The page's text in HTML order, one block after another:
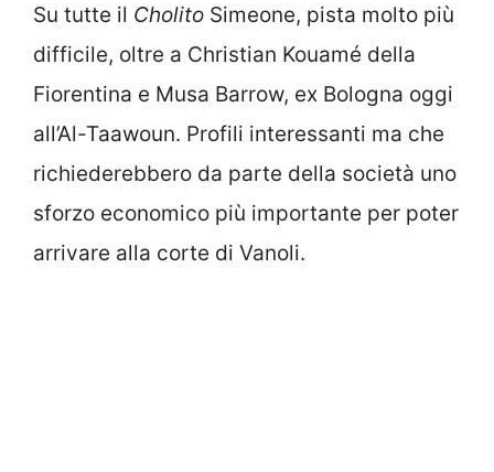
Su tutte il Cholito Simeone, pista molto più
difficile, oltre a Christian Kouamé della
Fiorentina e Musa Barrow, ex Bologna oggi
all’Al-Taawoun. Profili interessanti ma che
richiederebbero da parte della società uno
sforzo economico più importante per poter
arrivare alla corte di Vanoli.